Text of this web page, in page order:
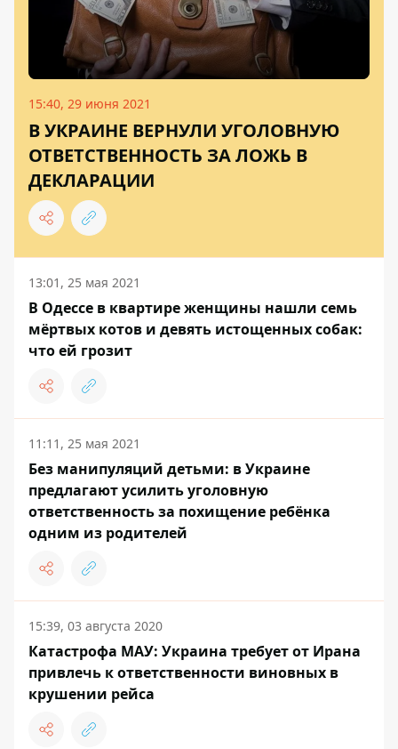
15:40, 29 июня 2021
В УКРАИНЕ ВЕРНУЛИ УГОЛОВНУЮ
ОТВЕТСТВЕННОСТЬ ЗА ЛОЖЬ В
ДЕКЛАРАЦИИ
13:01, 25 мая 2021
В Одессе в квартире женщины нашли семь
мёртвых котов и девять истощенных собак:
что ей грозит
11:11, 25 мая 2021
Без манипуляций детьми: в Украине
предлагают усилить уголовную
ответственность за похищение ребёнка
одним из родителей
15:39, 03 августа 2020
Катастрофа МАУ: Украина требует от Ирана
привлечь к ответственности виновных в
крушении рейса